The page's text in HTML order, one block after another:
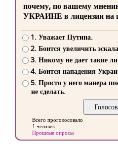
почему, по вашему
УКРАИНЕ в лицензии на
1. Уважает Путина.
2. Боится увеличить
3. Никому не дает такие
4. Боится нападения
5. Просто у него манера
не сделать.
Всего проголосовало
1 человек
Прошлые опросы